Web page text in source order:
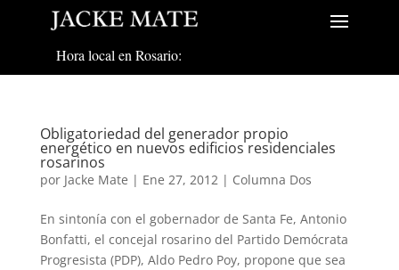
Hora local en Rosario:
Obligatoriedad del generador propio
energético en nuevos edificios residenciales
rosarinos
por Jacke Mate | Ene 27, 2012 | Columna Dos
En sintonía con el gobernador de Santa Fe, Antonio
Bonfatti, el concejal rosarino del Partido Demócrata
Progresista (PDP), Aldo Pedro Poy, propone que sea